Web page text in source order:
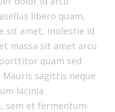
libero quam,
sit amet, molestie id
massa sit amet arcu
quam sed
sagittis neque
lacinia.
sem et fermentum